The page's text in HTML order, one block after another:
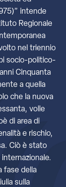
intende
Regionale
nel triennio
socio-politico-
Cinquanta
a quella
che la nuova
volle
di area di
e rischio,
Ciò è stato
fase della
sulla